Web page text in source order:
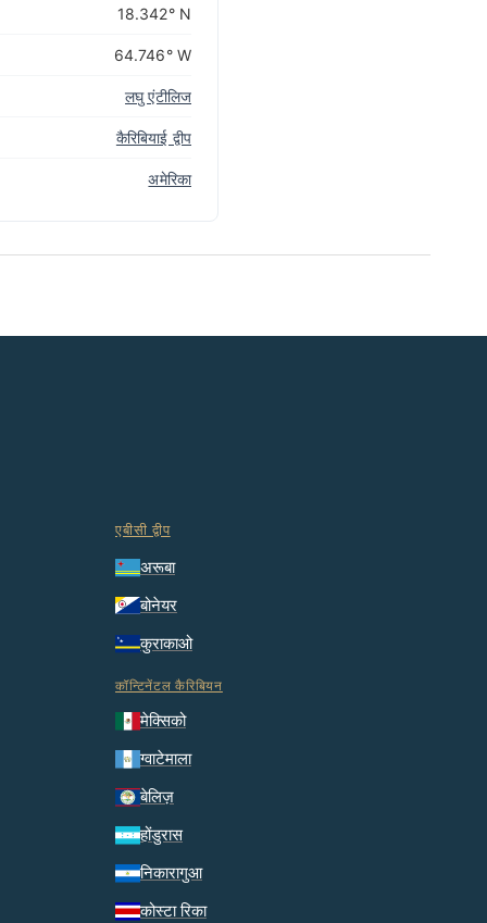
18.342° N
64.746° W
लघु एंटीलिज
कैरिबियाई द्वीप
अमेरिका
एबीसी द्वीप
अरूबा
बोनेयर
कुराकाओ
कॉन्टिनेंटल कैरिबियन
मेक्सिको
ग्वाटेमाला
बेलिज़
होंडुरास
निकारागुआ
कोस्टा रिका